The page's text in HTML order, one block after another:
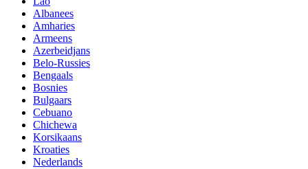
Albanees
Amharies
Armeens
Azerbeidjans
Belo-Russies
Bengaals
Bosnies
Bulgaars
Cebuano
Chichewa
Korsikaans
Kroaties
Nederlands